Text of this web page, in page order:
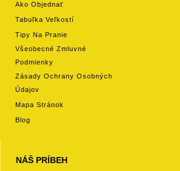
Ako Objednať
Tabuľka Veľkostí
Tipy Na Pranie
Všeobecné Zmluvné
Podmienky
Zásady Ochrany Osobných
Údajov
Mapa Stránok
Blog
NÁŠ PRÍBEH